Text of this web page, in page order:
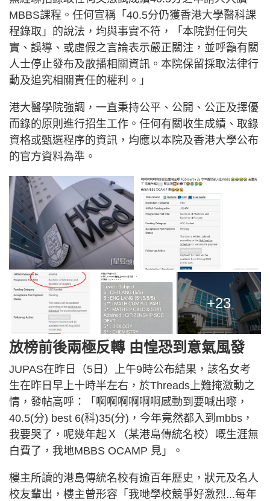
MBBS課程。任何宣稱「40.5分仍獲香港大學醫科課
程錄取」的說法，均與事實不符，「本院對任何失
實、誤導、或虛假之言論表示嚴正關注，並呼籲有關
人士停止發布及散播相關資訊。本院保留採取法律行
動及追究相關責任的權利。」
港大醫學院強調，一直秉持公平、公開、公正及擇優
而錄的原則進行招生工作。任何有關收生成績、取錄
資格或甄選程序的資訊，均應以本院及香港大學公布
的官方資料為準。
+23
放榜前後兩極反轉 由惶恐到意氣風發
JUPAS在昨日（5日）上午9時公布結果，該名女考
生在昨日早上十時半左右，於Threads上難掩激動之
情，發帖高呼：「啊啊啊啊啊啊感動到要喊出嚟，
40.5(分) best 6(科)35(分)，今年竟然都入到mbbs，
我要哭了，呢幾年起Ｘ（某港島傳統名校）嘅生涯無
白費了，我地MBBS OCAMP 見」。
樓主所讀的港島傳統名校有逾百年歷史，狀元及名人
校友輩出，樓主曾形容「我哋學校競爭好激烈...每年